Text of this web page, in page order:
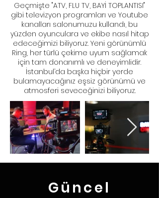
Geçmişte "ATV, FLU TV, BAYİ TOPLANTISI"
gibi televizyon programları ve Youtube
kanalları salonumuzu kullandı, bu
yüzden oyunculara ve ekibe nasıl hitap
edeceğimizi biliyoruz. Yeni görünümlü
Ring, her türlü çekime uyum sağlamak
için tam donanımlı ve deneyimlidir.
İstanbul’da başka hiçbir yerde
bulamayacağınız eşsiz görünümü ve
atmosferi seveceğinizi biliyoruz.
Güncel